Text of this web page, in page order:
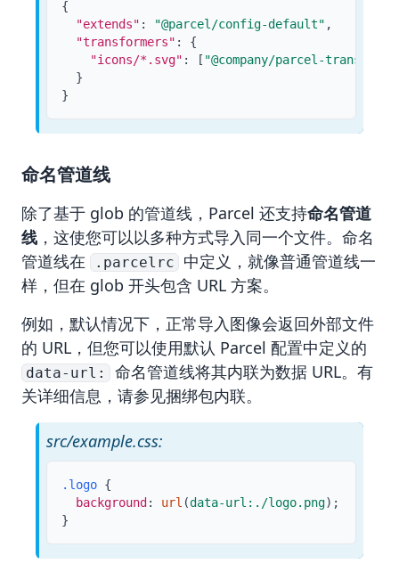
{
"extends" : "@parcel/config-default" ,
"transformers" :
{
"icons/*.svg" : [ "@company/parcel-
}
}
命名管道线
除了基于 glob 的管道线，Parcel 还支持命名管道
线 ，这使您可以以多种方式导入同一个文件。命名
管道线在
.parcelrc
中定义，就像普通管道线一
样，但在 glob 开头包含 URL 方案。
例如，默认情况下，正常导入图像会返回外部文件
的 URL，但您可以使用默认 Parcel 配置中定义的
data-url:
命名管道线将其内联为数据 URL。有
关详细信息，请参见捆绑包内联。
src/example.css:
.logo {
background : url (data-url:./logo.png) ;
}